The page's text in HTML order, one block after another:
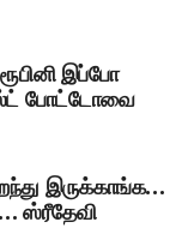
இப்போ
போட்டோவை
இருக்காங்க…
ஸ்ரீதேவி